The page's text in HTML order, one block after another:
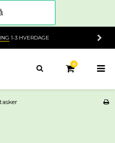
1-3 HVERDAGE
0